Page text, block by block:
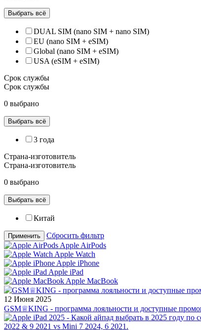
Выбрать всё
DUAL SIM (nano SIM + nano SIM)
EU (nano SIM + eSIM)
Global (nano SIM + eSIM)
USA (eSIM + eSIM)
Срок службы
Срок службы
0 выбрано
Выбрать всё
3 года
Страна-изготовитель
Страна-изготовитель
0 выбрано
Выбрать всё
Китай
Применить
Сбросить фильтр
Apple AirPods
Apple Watch
Apple iPhone
Apple iPad
Apple MacBook
12 Июня 2025
GSM♕KING - программа лояльности и доступные